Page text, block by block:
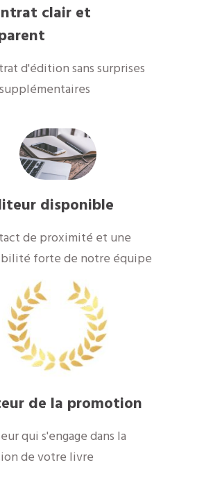
clair et
d'édition sans surprises
disponible
de proximité et une
forte de notre équipe
de la promotion
qui s'engage dans la
de votre livre